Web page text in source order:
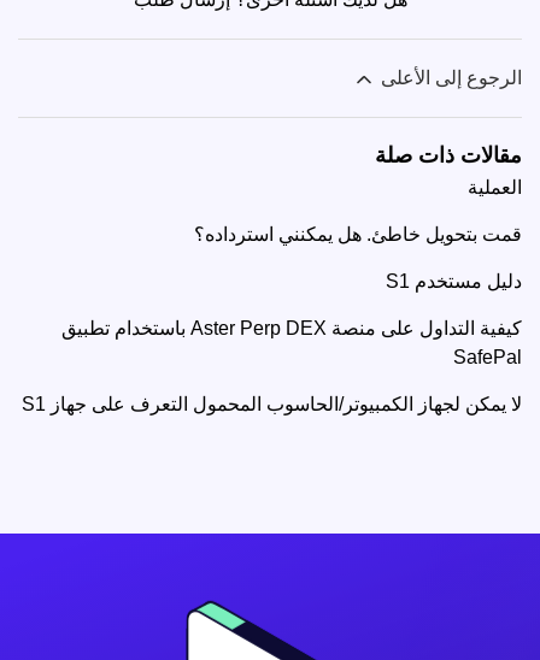
الرجوع إلى الأعلى
مقالات ذات صلة
العملية
قمت بتحويل خاطئ. هل يمكنني استرداده؟
دليل مستخدم S1
كيفية التداول على منصة Aster Perp DEX باستخدام تطبيق
SafePal
لا يمكن لجهاز الكمبيوتر/الحاسوب المحمول التعرف على جهاز S1